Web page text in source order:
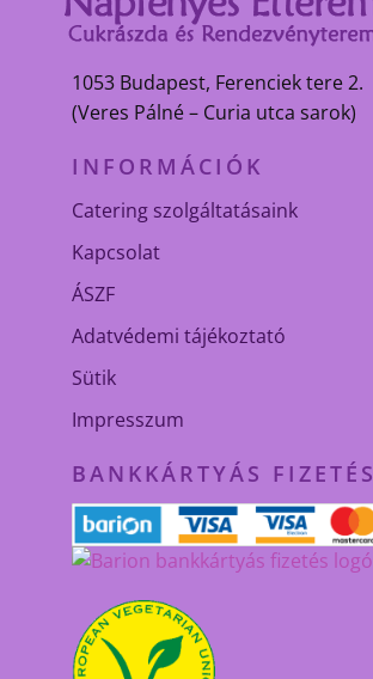
1053 Budapest, Ferenciek tere 2.
(Veres Pálné – Curia utca sarok)
INFORMÁCIÓK
Catering szolgáltatásaink
Kapcsolat
ÁSZF
Adatvédemi tájékoztató
Sütik
Impresszum
BANKKÁRTYÁS FIZETÉS